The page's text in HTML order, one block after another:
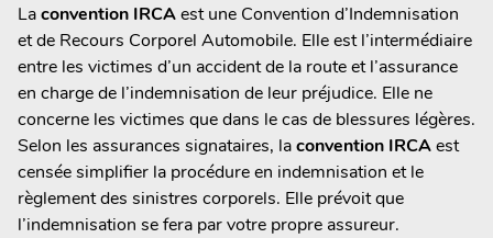
Laconvention IRCAest une Convention d’Indemnisation
et de Recours Corporel Automobile. Elle est l’intermédiaire
entre les victimes d’un accident de la route et l’assurance
en charge de l’indemnisation de leur préjudice. Elle ne
concerne les victimes que dans le cas de blessures légères.
Selon les assurances signataires, laconvention IRCAest
censée simplifier la procédure en indemnisation et le
règlement des sinistres corporels. Elle prévoit que
l’indemnisation se fera par votre propre assureur.